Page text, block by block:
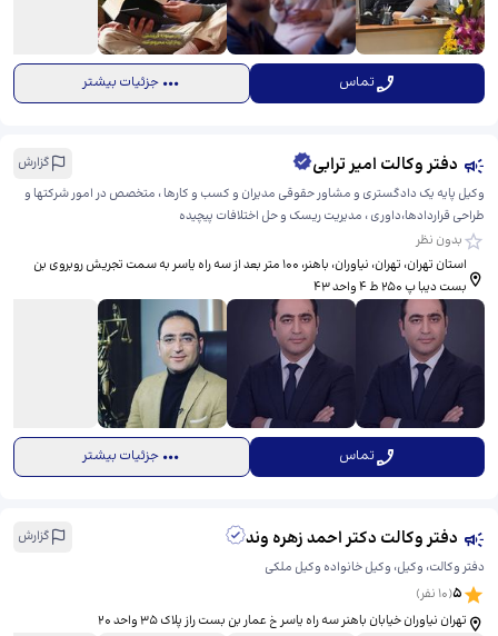
تماس جزئیات بیشتر
دفتر وکالت امیر ترابی
گزارش
وکیل پایه یک دادگستری و مشاور حقوقی مدیران و کسب و کارها ، متخصص در امور شرکتها و
طراحی قراردادها،داوری ، مدیریت ریسک و حل اختلافات پیچیده
بدون نظر
استان تهران، تهران، نیاوران، باهنر، ​100 متر بعد از سه راه یاسر به سمت تجریش روبروی بن
بست دیبا پ 250 ط 4 واحد 43
تماس جزئیات بیشتر
دفتر وکالت دکتر احمد زهره وند
گزارش
دفتر وکالت، وکیل، وکیل خانواده وکیل ملکی
5
(
10 نفر)
تهران نیاوران خیابان باهنر سه راه یاسر خ عمار بن بست راز پلاک ۳۵ واحد ۲۰